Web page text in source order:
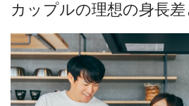
カップルの理想の身長差